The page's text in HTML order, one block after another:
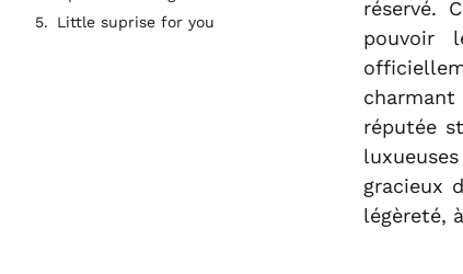
Little suprise for you
réservé.
pouvoir
réputée
gracieux
légèreté,